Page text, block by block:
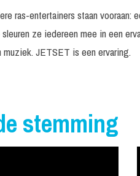
ras-entertainers staan vooraan:
ze iedereen mee in een
JETSET is een ervaring.
stemming